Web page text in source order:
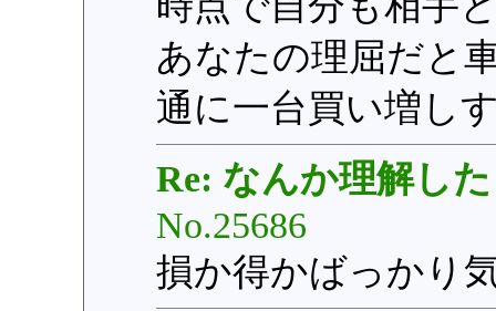
あなたの理屈だと
通に一台買い増し
Re: なんか理解した
No.25686
損か得かばっかり